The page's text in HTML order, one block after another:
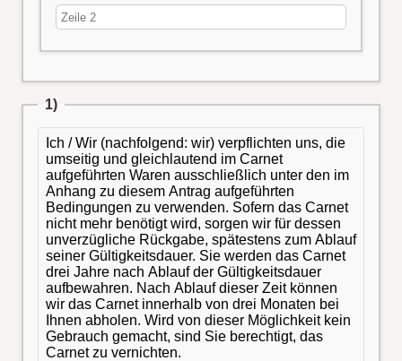
1)
Ich / Wir (nachfolgend: wir) verpflichten uns, die
umseitig und gleichlautend im Carnet
aufgeführten Waren ausschließlich unter den im
Anhang zu diesem Antrag aufgeführten
Bedingungen zu verwenden. Sofern das Carnet
nicht mehr benötigt wird, sorgen wir für dessen
unverzügliche Rückgabe, spätestens zum Ablauf
seiner Gültigkeitsdauer. Sie werden das Carnet
drei Jahre nach Ablauf der Gültigkeitsdauer
aufbewahren. Nach Ablauf dieser Zeit können
wir das Carnet innerhalb von drei Monaten bei
Ihnen abholen. Wird von dieser Möglichkeit kein
Gebrauch gemacht, sind Sie berechtigt, das
Carnet zu vernichten.